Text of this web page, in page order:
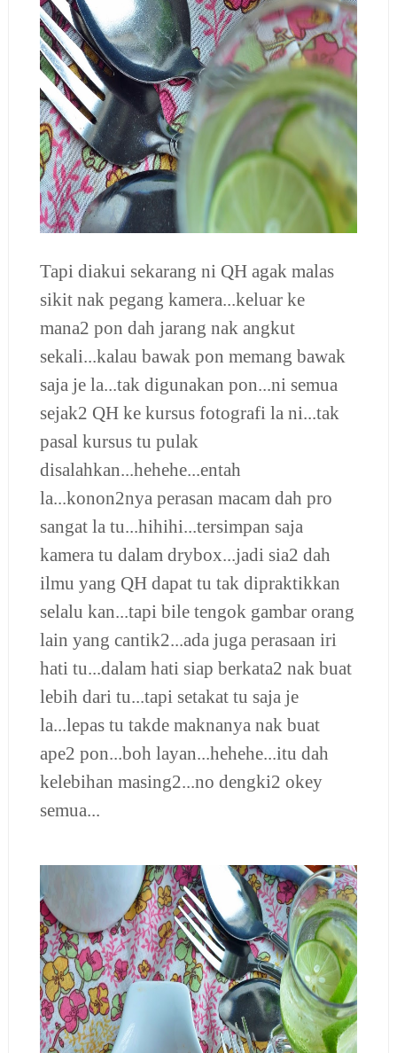
Tapi diakui sekarang ni QH agak malas
sikit nak pegang kamera...keluar ke
mana2 pon dah jarang nak angkut
sekali...kalau bawak pon memang bawak
saja je la...tak digunakan pon...ni semua
sejak2 QH ke kursus fotografi la ni...tak
pasal kursus tu pulak
disalahkan...hehehe...entah
la...konon2nya perasan macam dah pro
sangat la tu...hihihi...tersimpan saja
kamera tu dalam drybox...jadi sia2 dah
ilmu yang QH dapat tu tak dipraktikkan
selalu kan...tapi bile tengok gambar orang
lain yang cantik2...ada juga perasaan iri
hati tu...dalam hati siap berkata2 nak buat
lebih dari tu...tapi setakat tu saja je
la...lepas tu takde maknanya nak buat
ape2 pon...boh layan...hehehe...itu dah
kelebihan masing2...no dengki2 okey
semua...